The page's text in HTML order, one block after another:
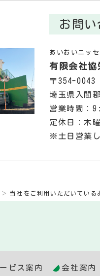
お問い
あいおいニッ
有限会社協
〒354-0043
埼玉県入間
営業時間：
定休日：木
※土日営業
当社をご利用いただいている
ビス案内 会社案内